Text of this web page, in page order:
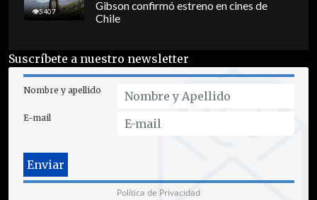
5407
Gibson confirmó estreno en cines de
Chile
Suscríbete a nuestro newsletter
Nombre y apellido
E-mail
Política de Privacidad